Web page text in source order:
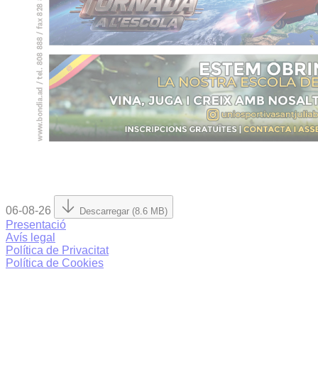
06-08-26 Descarregar (8.6 MB)
Presentació
Avís legal
Política de Privacitat
Política de Cookies